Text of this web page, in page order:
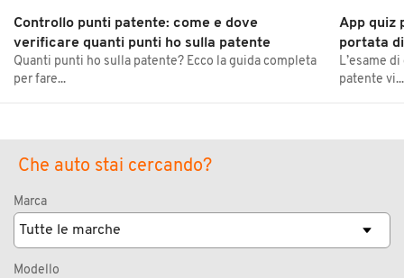
Controllo punti patente: come e dove
verificare quanti punti ho sulla patente
Quanti punti ho sulla patente? Ecco la guida completa
per fare...
App quiz
portata
L’esame
patente vi...
Che auto stai cercando?
Marca
Modello